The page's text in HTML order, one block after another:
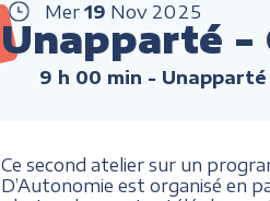
Mer 19 Nov 2025
Unapparté -
9 h 00 min - Unapparté
Ce second atelier sur un
D’Autonomie est organisé en